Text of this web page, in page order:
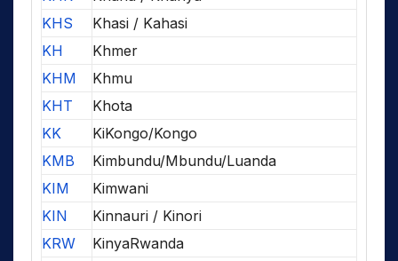
KHS
Khasi / Kahasi
KH
Khmer
KHM
Khmu
KHT
Khota
KK
KiKongo/Kongo
KMB
Kimbundu/Mbundu/Luanda
KIM
Kimwani
KIN
Kinnauri / Kinori
KRW
KinyaRwanda